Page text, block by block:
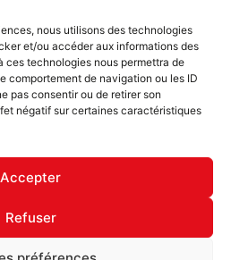
nous utilisons des technologies
et/ou accéder aux informations des
ces technologies nous permettra de
comportement de navigation ou les ID
pas consentir ou de retirer son
négatif sur certaines caractéristiques
Accepter
Refuser
NOUS
à la newsletter
© 2022 Maxi Flash